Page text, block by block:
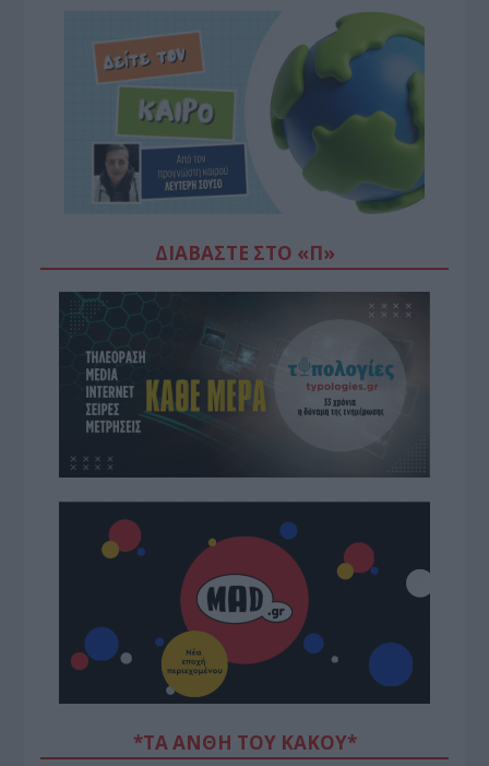
ΔΙΑΒΆΣΤΕ ΣΤΟ «Π»
*ΤΑ ΆΝΘΗ ΤΟΥ ΚΑΚΟΎ*